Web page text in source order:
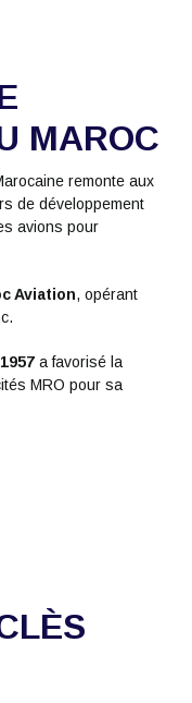
MAROC
remonte aux
de développement
avions pour
Aviation, opérant
a favorisé la
MRO pour sa